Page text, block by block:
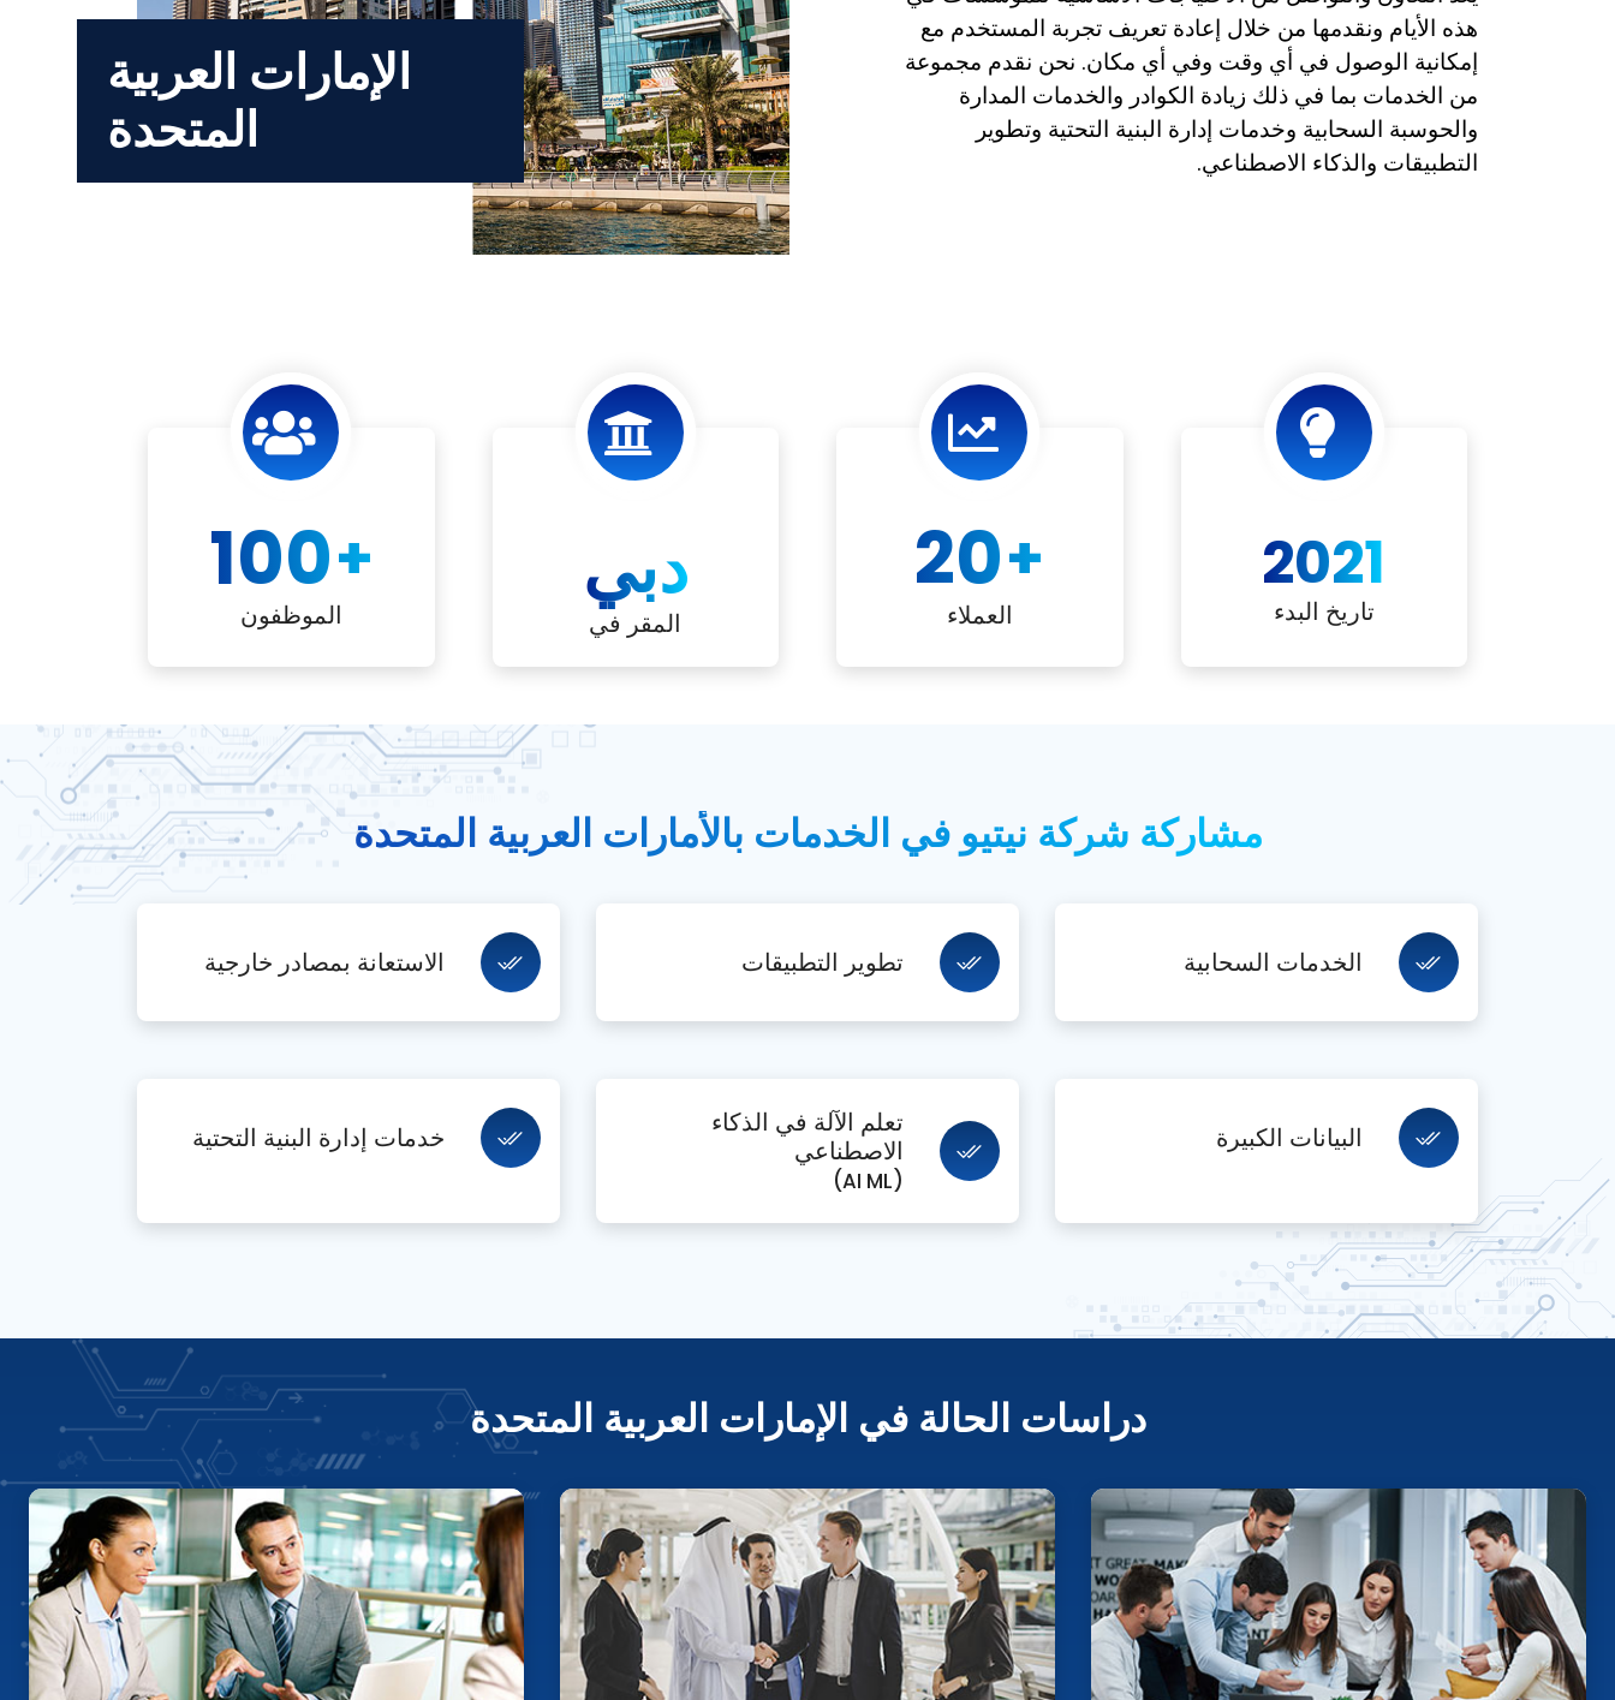
الإمارات العربية
المتحدة
هذه الأيام ونقدمها من خلال إعادة تعريف تجربة المستخدم مع
إمكانية الوصول في أي وقت وفي أي مكان. نحن نقدم مجموعة
من الخدمات بما في ذلك زيادة الكوادر والخدمات المدارة
والحوسبة السحابية وخدمات إدارة البنية التحتية وتطوير
التطبيقات والذكاء الاصطناعي.
100+
الموظفون دبي
المقر في
20+
العملاء
2021
تاريخ البدء
مشاركة شركة نيتيو في الخدمات بالأمارات العربية المتحدة
الاستعانة بمصادر خارجية تطوير التطبيقات الخدمات السحابية
خدمات إدارة البنية التحتية
تعلم الآلة في الذكاء
الاصطناعي
(AI ML)
البيانات الكبيرة
دراسات الحالة في الإمارات العربية المتحدة